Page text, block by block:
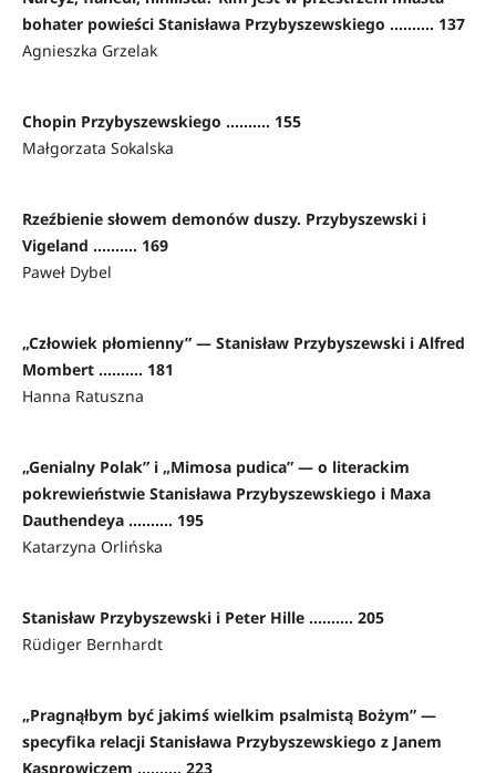
bohater powieści Stanisława Przybyszewskiego .......... 137
Agnieszka Grzelak
Chopin Przybyszewskiego .......... 155
Małgorzata Sokalska
Rzeźbienie słowem demonów duszy. Przybyszewski i
Vigeland .......... 169
Paweł Dybel
„Człowiek płomienny” — Stanisław Przybyszewski i Alfred
Mombert .......... 181
Hanna Ratuszna
„Genialny Polak” i „Mimosa pudica” — o literackim
pokrewieństwie Stanisława Przybyszewskiego i Maxa
Dauthendeya .......... 195
Katarzyna Orlińska
Stanisław Przybyszewski i Peter Hille .......... 205
Rüdiger Bernhardt
„Pragnąłbym być jakimś wielkim psalmistą Bożym” —
specyfika relacji Stanisława Przybyszewskiego z Janem
Kasprowiczem .......... 223